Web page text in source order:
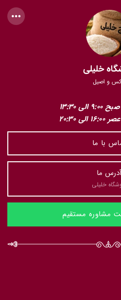
خلیلی
و اصیل
13:30
20:30
با ما
ما
خلیلی
مشاوره مستقیم